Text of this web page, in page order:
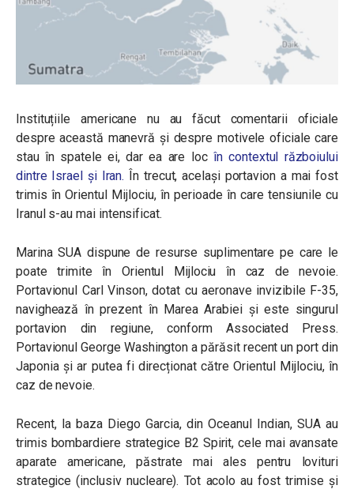
Instituțiile americane nu au făcut comentarii oficiale
despre această manevră și despre motivele oficiale care
stau în spatele ei, dar ea are loc în contextul războiului
dintre Israel și Iran. În trecut, același portavion a mai fost
trimis în Orientul Mijlociu, în perioade în care tensiunile cu
Iranul s-au mai intensificat.
Marina SUA dispune de resurse suplimentare pe care le
poate trimite în Orientul Mijlociu în caz de nevoie.
Portavionul Carl Vinson,dotat cu aeronave invizibile F-35,
navighează în prezent în Marea Arabiei și este singurul
portavion din regiune, conform Associated Press.
Portavionul George Washington a părăsit recent un port din
Japonia și ar putea fi direcționat către Orientul Mijlociu, în
caz de nevoie.
Recent, la baza Diego Garcia, din Oceanul Indian, SUA au
trimis bombardiere strategice B2 Spirit, cele mai avansate
aparate americane, păstrate mai ales pentru lovituri
strategice (inclusiv nucleare). Tot acolo au fost trimise și